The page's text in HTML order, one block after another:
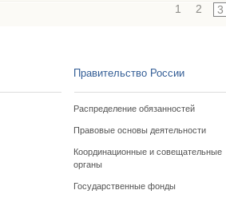
1 2 3
Правительство России
Распределение обязанностей
Правовые основы деятельности
Координационные и совещательные
органы
Государственные фонды